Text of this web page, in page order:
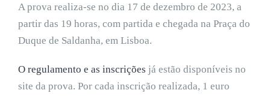
A prova realiza-se no dia 17 de dezembro de 2023, a
partir das 19 horas, com partida e chegada na Praça do
Duque de Saldanha, em Lisboa.
O regulamento e as inscrições já estão disponíveis no
site da prova. Por cada inscrição realizada, 1 euro